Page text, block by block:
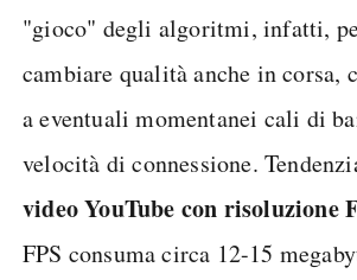
"gioco" degli algoritmi, infatti,
cambiare qualità anche in corsa,
a eventuali momentanei cali di
velocità di connessione.
video YouTube con risoluzione
FPS consuma circa 12-15